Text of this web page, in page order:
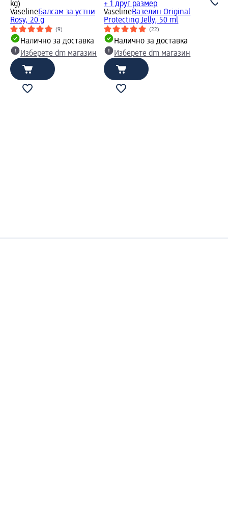
kg)
VaselineБалсам за устни
Rosy, 20 g
(9)
Налично за доставка
Изберете dm магазин
+ 1 друг размер
VaselineВазелин Original
Protecting Jelly, 50 ml
(22)
Налично за доставка
Изберете dm магазин